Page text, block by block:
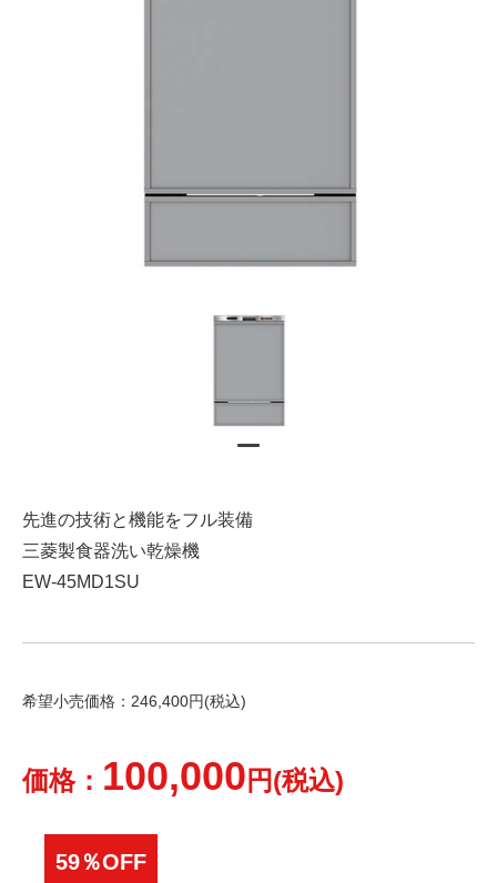
先進の技術と機能をフル装備
三菱製食器洗い乾燥機
EW-45MD1SU
希望小売価格：246,400円(税込)
価格： 100,000 円(税込)
59％OFF